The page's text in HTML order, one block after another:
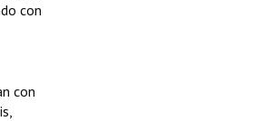
con
con